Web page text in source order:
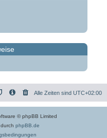
Alle Zeiten sind UTC+02:00
© phpBB Limited
phpBB.de